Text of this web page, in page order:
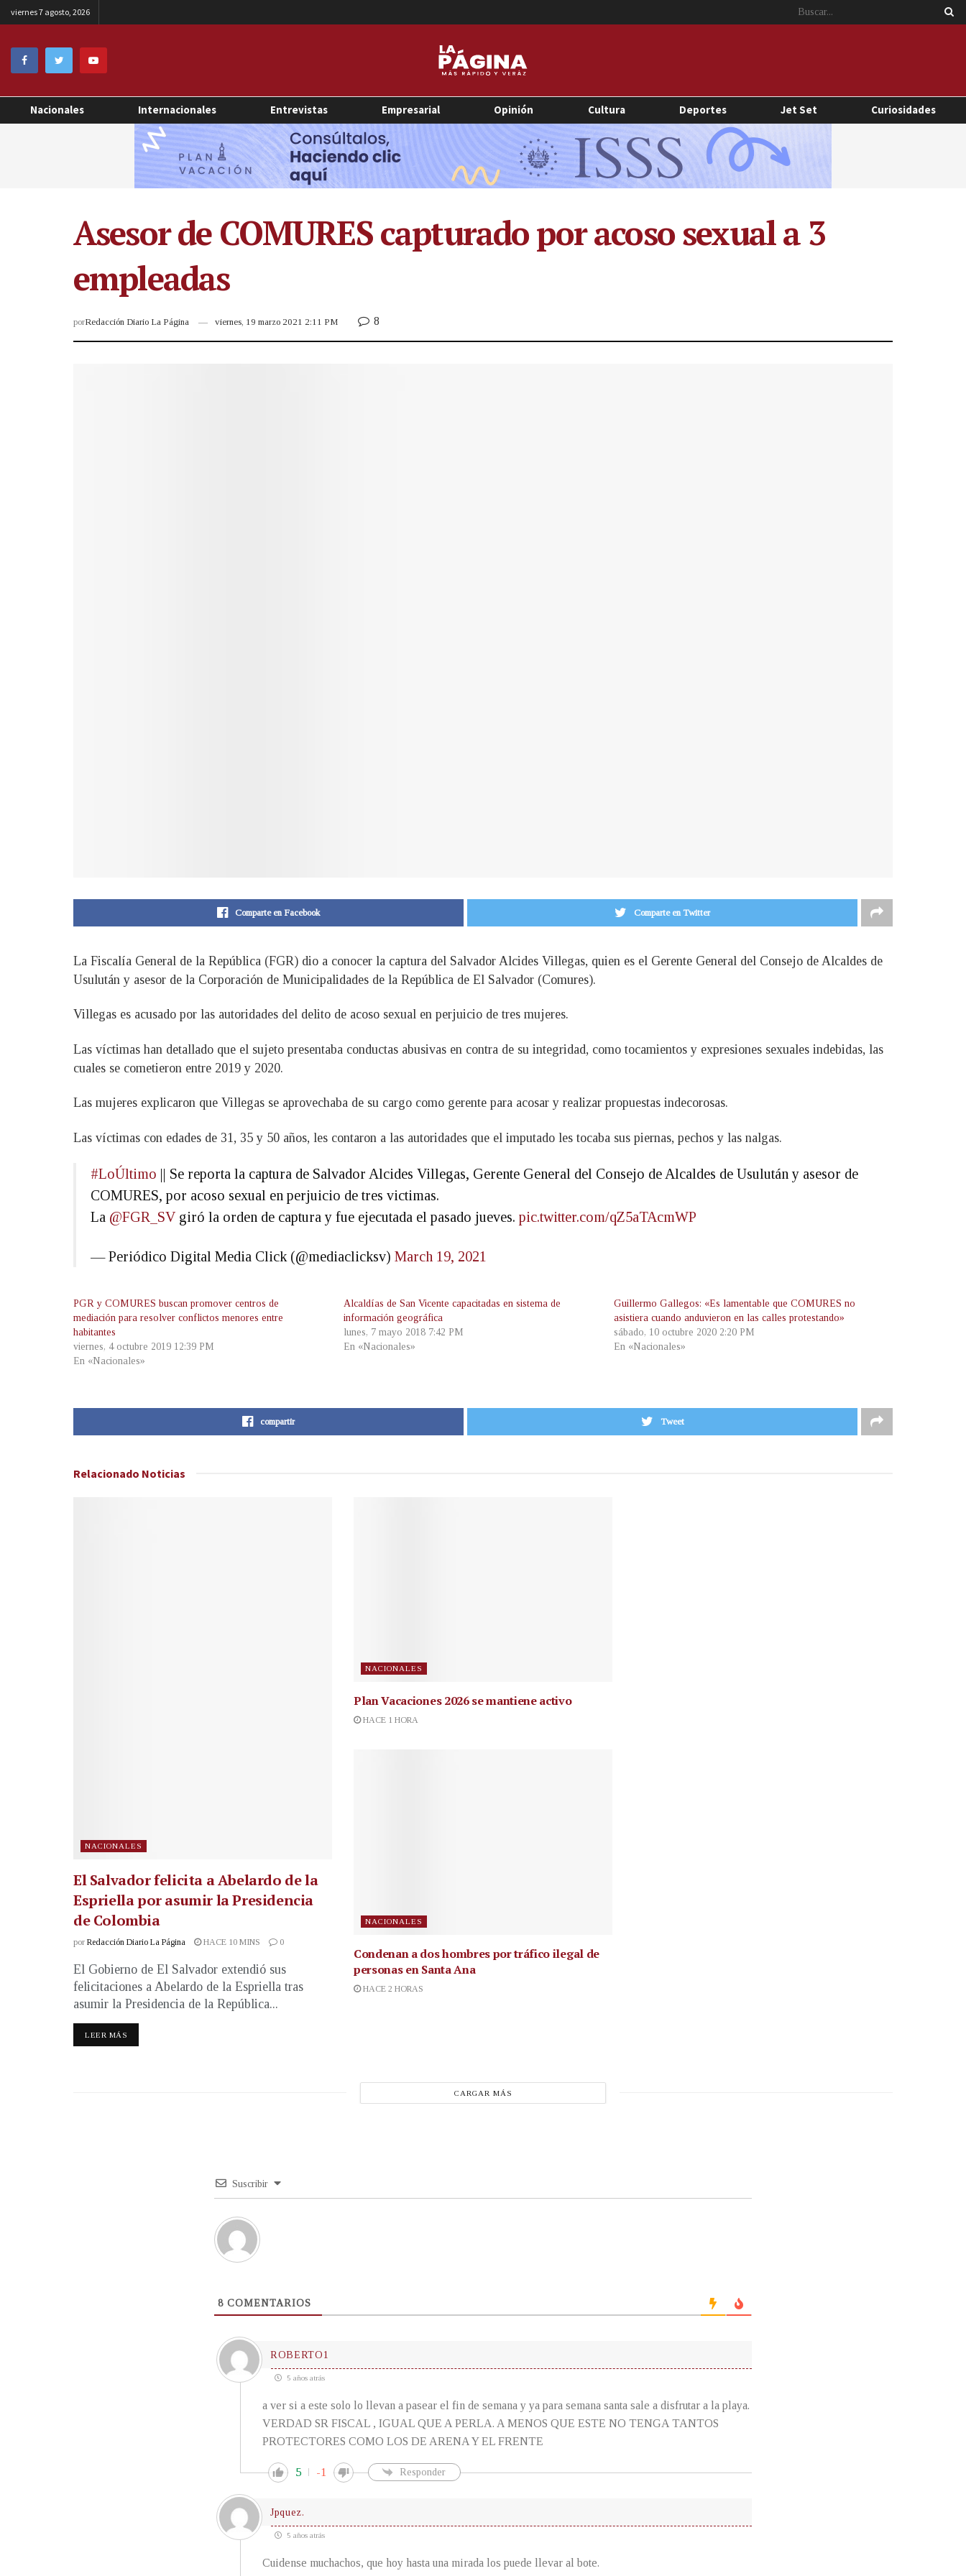
viernes 7 agosto, 2026
Nacionales Internacionales Entrevistas Empresarial Opinión Cultura Deportes Jet Set Curiosidades
Asesor de COMURES capturado por acoso sexual a 3
empleadas
porRedacción Diario La Página viernes, 19 marzo 2021 2:11 PM 8
Comparte en Facebook Comparte en Twitter
La Fiscalía General de la República (FGR) dio a conocer la captura del Salvador Alcides Villegas, quien es el Gerente General del Consejo de Alcaldes de
Usulután y asesor de la Corporación de Municipalidades de la República de El Salvador (Comures).
Villegas es acusado por las autoridades del delito de acoso sexual en perjuicio de tres mujeres.
Las víctimas han detallado que el sujeto presentaba conductas abusivas en contra de su integridad, como tocamientos y expresiones sexuales indebidas, las
cuales se cometieron entre 2019 y 2020.
Las mujeres explicaron que Villegas se aprovechaba de su cargo como gerente para acosar y realizar propuestas indecorosas.
Las víctimas con edades de 31, 35 y 50 años, les contaron a las autoridades que el imputado les tocaba sus piernas, pechos y las nalgas.
#LoÚltimo || Se reporta la captura de Salvador Alcides Villegas, Gerente General del Consejo de Alcaldes de Usulután y asesor de
COMURES, por acoso sexual en perjuicio de tres victimas.
La @FGR_SVgiró la orden de captura y fue ejecutada el pasado jueves. pic.twitter.com/qZ5aTAcmWP
— Periódico Digital Media Click (@mediaclicksv) March 19, 2021
PGR y COMURES buscan promover centros de
mediación para resolver conflictos menores entre
habitantes
viernes, 4 octubre 2019 12:39 PM
En «Nacionales»
Alcaldías de San Vicente capacitadas en sistema de
información geográfica
lunes, 7 mayo 2018 7:42 PM
En «Nacionales»
Guillermo Gallegos: «Es lamentable que COMURES no
asistiera cuando anduvieron en las calles protestando»
sábado, 10 octubre 2020 2:20 PM
En «Nacionales»
compartir Tweet
Relacionado Noticias
NACIONALES
El Salvador felicita a Abelardo de la
Espriella por asumir la Presidencia
de Colombia
por Redacción Diario La Página HACE 10 MINS 0
El Gobierno de El Salvador extendió sus
felicitaciones a Abelardo de la Espriella tras
asumir la Presidencia de la República...
LEER MÁS
NACIONALES
Plan Vacaciones 2026 se mantiene activo
HACE 1 HORA
NACIONALES
Condenan a dos hombres por tráfico ilegal de
personas en Santa Ana
HACE 2 HORAS
CARGAR MÁS
Suscribir
8 COMENTARIOS
ROBERTO1
5 años atrás
a ver si a este solo lo llevan a pasear el fin de semana y ya para semana santa sale a disfrutar a la playa.
VERDAD SR FISCAL , IGUAL QUE A PERLA. A MENOS QUE ESTE NO TENGA TANTOS
PROTECTORES COMO LOS DE ARENA Y EL FRENTE
5 -1 Responder
Jpquez.
5 años atrás
Cuidense muchachos, que hoy hasta una mirada los puede llevar al bote.